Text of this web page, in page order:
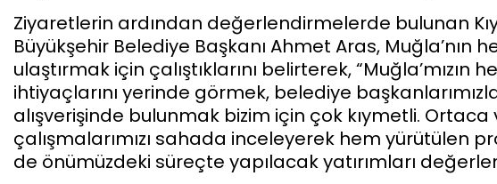
Ziyaretlerin ardından değerlendirmelerde bulunan
Büyükşehir Belediye Başkanı Ahmet Aras, Muğla’nın
ulaştırmak için çalıştıklarını belirterek, “Muğla’mızın
ihtiyaçlarını yerinde görmek, belediye
alışverişinde bulunmak bizim için çok kıymetli.
çalışmalarımızı sahada inceleyerek hem yürütülen
de önümüzdeki süreçte yapılacak yatırımları